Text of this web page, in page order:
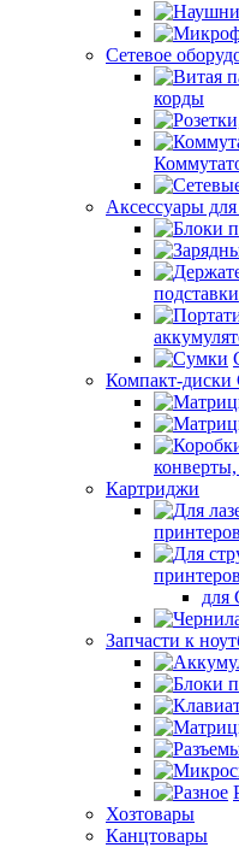
Сетевое
корды
Аксессуары
подставки
Компакт-
Картриджи
принтеров
принтеров
для
Запчасти к
Хозтовары
Канцтовары